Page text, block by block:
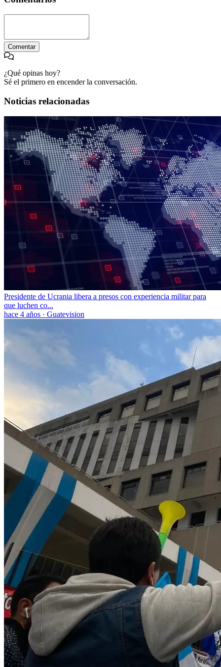
Comentar
¿Qué opinas hoy?
Sé el primero en encender la conversación.
Noticias relacionadas
Presidente de Ucrania libera a presos con experiencia militar para
que luchen co...
hace 4 años · Guatevision